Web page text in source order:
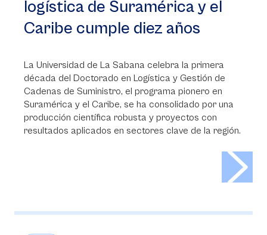
logística de Suramérica y el
Caribe cumple diez años
La Universidad de La Sabana celebra la primera
década del Doctorado en Logística y Gestión de
Cadenas de Suministro, el programa pionero en
Suramérica y el Caribe, se ha consolidado por una
producción científica robusta y proyectos con
resultados aplicados en sectores clave de la región.